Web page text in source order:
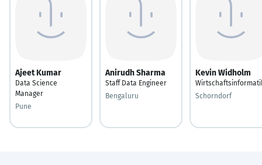
Ajeet Kumar
Data Science
Manager
Pune
Anirudh Sharma
Staff Data Engineer
Bengaluru
Kevin Widholm
Schorndorf